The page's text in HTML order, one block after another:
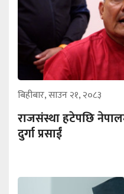
बिहीबार, साउन २१, २०८३
राजसंस्था हटेपछि
दुर्गा प्रसाईं